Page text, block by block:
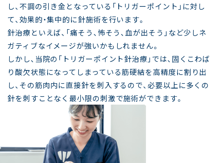
し、不調の引き金となっている「トリガーポイント」に対し
て、効果的・集中的に針施術を行います。
針治療といえば、「痛そう、怖そう、血が出そう」など少しネ
ガティブなイメージが強いかもしれません。
しかし、当院の「トリガーポイント針治療」では、固くこわば
り酸欠状態になってしまっている筋硬結を高精度に割り出
し、その筋肉内に直接針を刺入するので、必要以上に多くの
針を刺すことなく最小限の刺激で施術ができます。